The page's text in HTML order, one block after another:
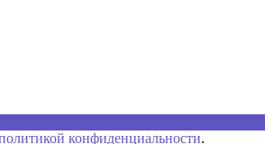
конфиденциальности.